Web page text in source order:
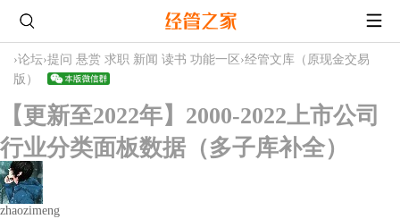
›论坛›提问 悬赏 求职 新闻 读书 功能一区 ›经管文库（原现金交易
版）
【更新至2022年】2000-2022上市公司
行业分类面板数据（多子库补全）
zhaozimeng